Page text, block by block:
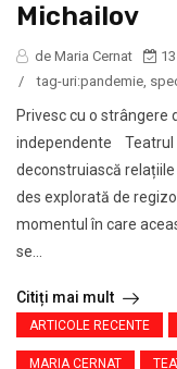
Michailov
de Maria Cernat
/
tag-uri:pandemie,
Privesc cu o strângere
independente Teatrul
deconstruiască
des explorată de
momentul în care
se...
Citiți mai mult
ARTICOLE RECENTE
MARIA CERNAT